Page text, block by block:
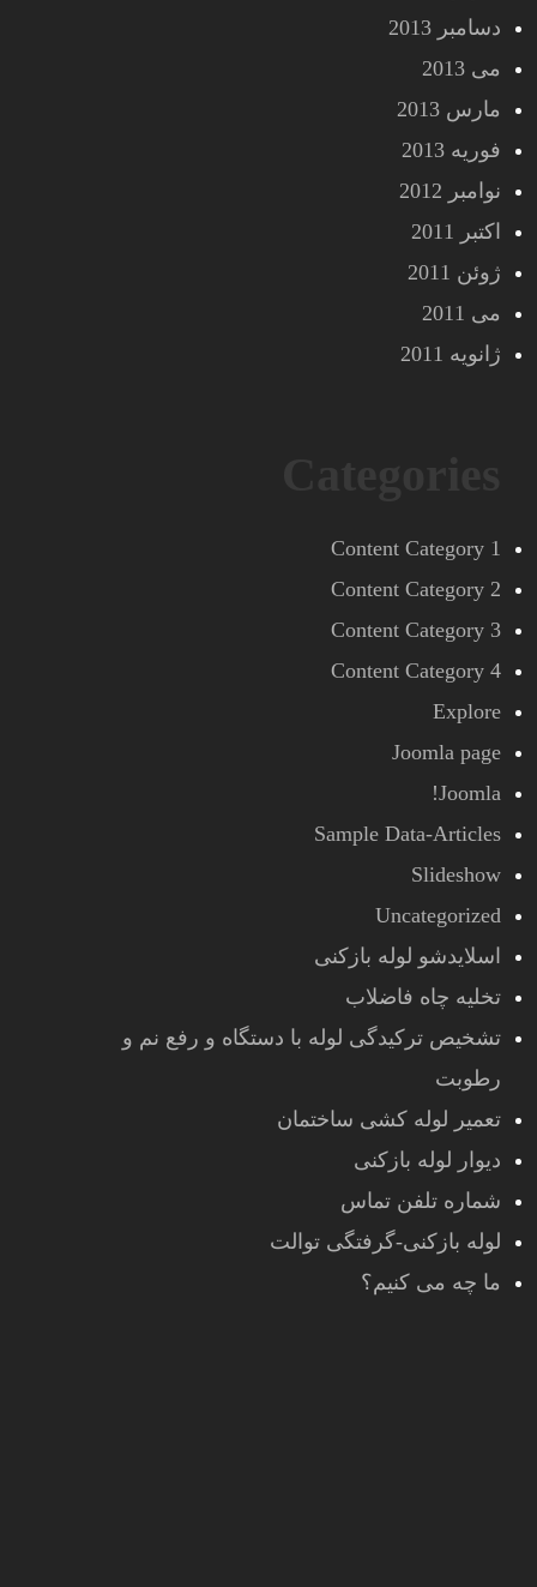
دسامبر 2013
می 2013
مارس 2013
فوریه 2013
نوامبر 2012
اکتبر 2011
ژوئن 2011
می 2011
ژانویه 2011
Content Category 1
Content Category 2
Content Category 3
Content Category 4
Explore
Joomla page
Joomla!
Sample Data-Articles
Slideshow
Uncategorized
اسلایدشو لوله بازکنی
تخلیه چاه فاضلاب
تشخیص ترکیدگی لوله با دستگاه و رفع نم و
رطوبت
تعمیر لوله کشی ساختمان
دیوار لوله بازکنی
شماره تلفن تماس
لوله بازکنی-گرفتگی توالت
ما چه می کنیم؟